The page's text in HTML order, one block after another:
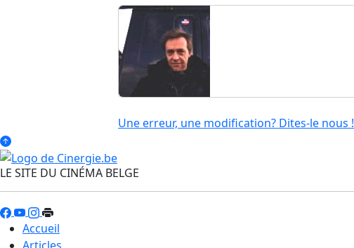
Une erreur, une modification? Dites-le nous !
LE SITE DU CINÉMA BELGE
Accueil